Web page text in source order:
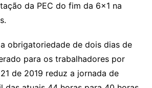
da PEC do fim da 6×1 na
obrigatoriedade de dois dias de
para os trabalhadores por
de 2019 reduz a jornada de